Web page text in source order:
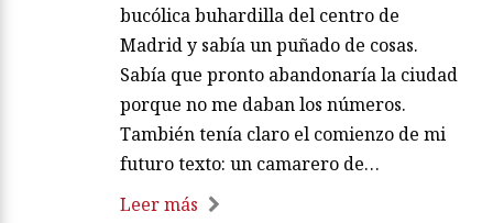
bucólica buhardilla del centro de
Madrid y sabía un puñado de cosas.
Sabía que pronto abandonaría la ciudad
porque no me daban los números.
También tenía claro el comienzo de mi
futuro texto: un camarero de…
Leer más